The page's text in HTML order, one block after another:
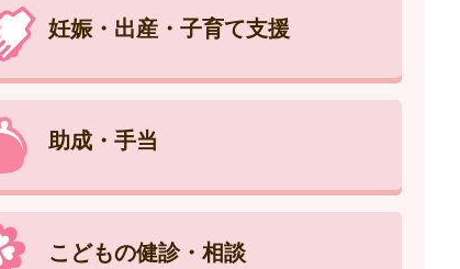
妊娠・出産・子育て支援
助成・手当
こどもの健診・相談